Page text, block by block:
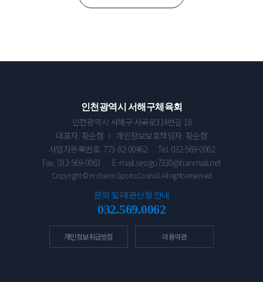
인천광역시 서해구체육회
인천광역시 서해구 서곶로314번길 18
대표자. 황순형
개인정보보호책임자. 황순형
사업자등록번호. 773-82-00462
Tel. 032-569-0062
Fax. 032-569-0063
E-mail.seogu7330@hanmail.net
Copyright © In-cheon Sports Council. All rights reserved
문의 및 대관신청 안내
032.569.0062
개인정보취급방침 이용약관